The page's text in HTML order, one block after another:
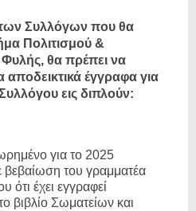
Συλλόγων που θα
Πολιτισμού &
θα πρέπει να
αποδεικτικά έγγραφα για
εις διπλούν:
για το 2025
βεβαίωση του γραμματέα
ότι έχει εγγραφεί
βιβλίο Σωματείων και